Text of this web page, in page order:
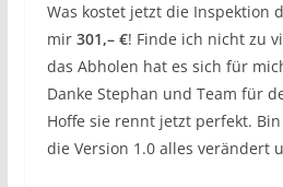
Was kostet jetzt die Inspektion
mir 301,– €! Finde ich nicht zu
das Abholen hat es sich für
Danke Stephan und Team für
Hoffe sie rennt jetzt perfekt.
die Version 1.0 alles verändert